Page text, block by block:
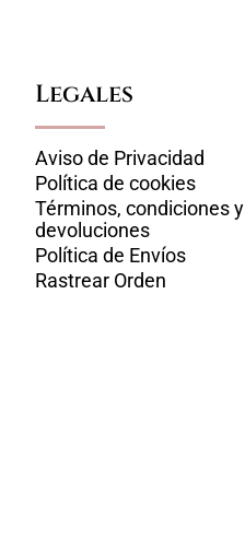
Legales
Aviso de Privacidad
Política de cookies
Términos, condiciones y
devoluciones
Política de Envíos
Rastrear Orden